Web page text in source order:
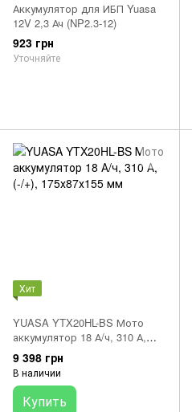
Аккумулятор для ИБП Yuasa
12V 2,3 Ач (NP2.3-12)
923 грн
Уточняйте
Хит
YUASA YTX20HL-BS Мото
аккумулятор 18 А/ч, 310 А,
(-/+), 175х87х155 мм
9 398 грн
В наличии
Купить